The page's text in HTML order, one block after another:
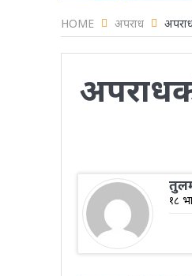
HOME अपराध
१८